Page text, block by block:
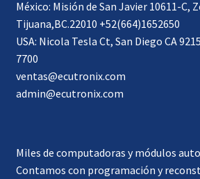
México: Misión de San Javier 10611-C,
Tijuana,BC.22010 +52(664)1652650
USA: Nicola Tesla Ct, San Diego CA
7700
ventas@ecutronix.com
admin@ecutronix.com
Miles de computadoras y módulos
Contamos con programación y